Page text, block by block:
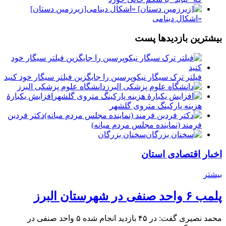
[زیرزمین دستان]
«اشکال دینامی
بیشترین بازدیدها پست
فیلتر ترک سیگار نیکوپرسین را جایگزین فیلتر سیگار خود کنید
دانشگاه علوم پزشکی البرز
افزایش یکبارۀ
هزینه پارکینگ متروی گلشهر
دكتر فردين
فرمند (نماينده مجلس مردم میانه)
سخنان بزرگان
اخبار اقتصادی استان
بیشتر
پلمب ۶ واحد صنفی در شهرستان البرز
محمد نصیری گفت: در ۴۵ بازدید انجام شده ۵ واحد صنفی در